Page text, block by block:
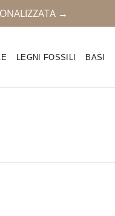
→
LEGNI FOSSILI BASI